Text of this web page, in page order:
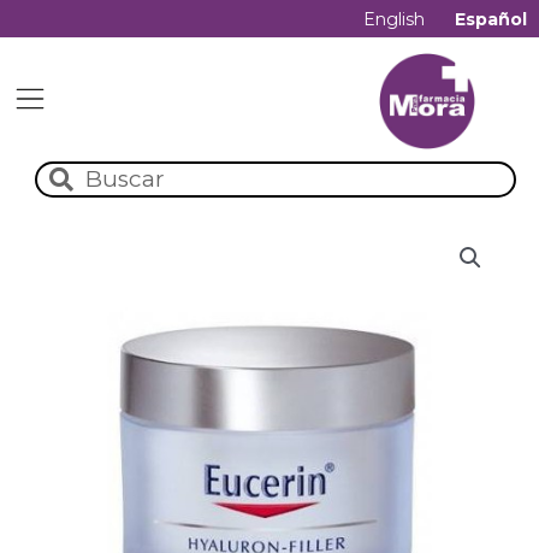
English Español